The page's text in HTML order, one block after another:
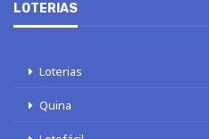
LOTERIAS
Loterias
Quina